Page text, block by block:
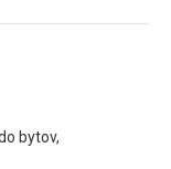
bytov,